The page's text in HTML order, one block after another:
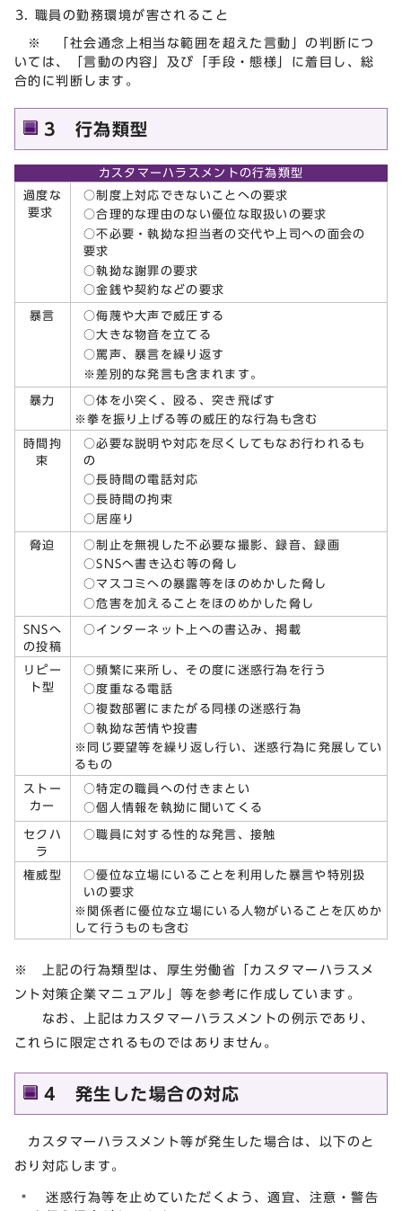
職員の勤務環境が害されること
※ 「社会通念上相当な範囲を超えた言動」の判断につ
いては、「言動の内容」及び「手段・態様」に着目し、総
合的に判断します。
3 行為類型
カスタマーハラスメントの行為類型
過度な
要求
○制度上対応できないことへの要求
○合理的な理由のない優位な取扱いの要求
○不必要・執拗な担当者の交代や上司への面会の
要求
○執拗な謝罪の要求
○金銭や契約などの要求
暴言
○侮蔑や大声で威圧する
○大きな物音を立てる
○罵声、暴言を繰り返す
※差別的な発言も含まれます。
暴力
○体を小突く、殴る、突き飛ばす
※拳を振り上げる等の威圧的な行為も含む
時間拘
束
○必要な説明や対応を尽くしてもなお行われるも
の
○長時間の電話対応
○長時間の拘束
○居座り
脅迫
○制止を無視した不必要な撮影、録音、録画
○SNSへ書き込む等の脅し
○マスコミへの暴露等をほのめかした脅し
○危害を加えることをほのめかした脅し
SNSへ
の投稿
○インターネット上への書込み、掲載
リピー
ト型
○頻繁に来所し、その度に迷惑行為を行う
○度重なる電話
○複数部署にまたがる同様の迷惑行為
○執拗な苦情や投書
※同じ要望等を繰り返し行い、迷惑行為に発展してい
るもの
ストー
カー
○特定の職員への付きまとい
○個人情報を執拗に聞いてくる
セクハ
ラ
○職員に対する性的な発言、接触
権威型
○優位な立場にいることを利用した暴言や特別扱
いの要求
※関係者に優位な立場にいる人物がいることを仄めか
して行うものも含む
※ 上記の行為類型は、厚生労働省「カスタマーハラスメ
ント対策企業マニュアル」等を参考に作成しています。
なお、上記はカスタマーハラスメントの例示であり、
これらに限定されるものではありません。
4 発生した場合の対応
カスタマーハラスメント等が発生した場合は、以下のと
おり対応します。
迷惑行為等を止めていただくよう、適宜、注意・警告